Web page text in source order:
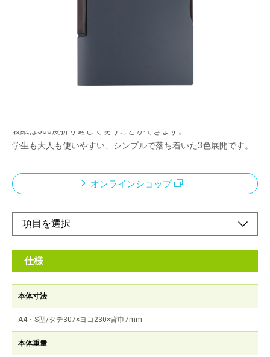
けずにまとめることができます。
表紙は360度折り返して使うことができます。
学生も大人も使いやすい、シンプルで落ち着いた3色展開です。
オンラインショップ
仕様
本体寸法
A4・S型/タテ307×ヨコ230×背巾7mm
本体重量